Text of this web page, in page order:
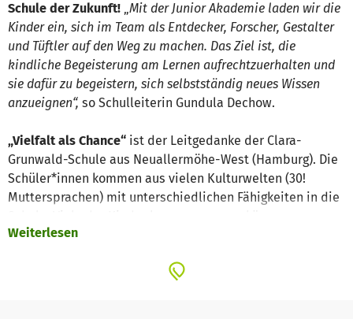
Schule der Zukunft! „Mit der Junior Akademie laden wir die
Kinder ein, sich im Team als Entdecker, Forscher, Gestalter
und Tüftler auf den Weg zu machen. Das Ziel ist, die
kindliche Begeisterung am Lernen aufrechtzuerhalten und
sie dafür zu begeistern, sich selbstständig neues Wissen
anzueignen“, so Schulleiterin Gundula Dechow.
„Vielfalt als Chance“ ist der Leitgedanke der Clara-
Grunwald-Schule aus Neuallermöhe-West (Hamburg). Die
Schüler*innen kommen aus vielen Kulturwelten (30!
Muttersprachen) mit unterschiedlichen Fähigkeiten in die
Verhältnissen und haben Fluchterfahrungen. Da Kinder am
möchte die Ganztagsgrundschule einen neuen Weg gehen
Weiterlesen